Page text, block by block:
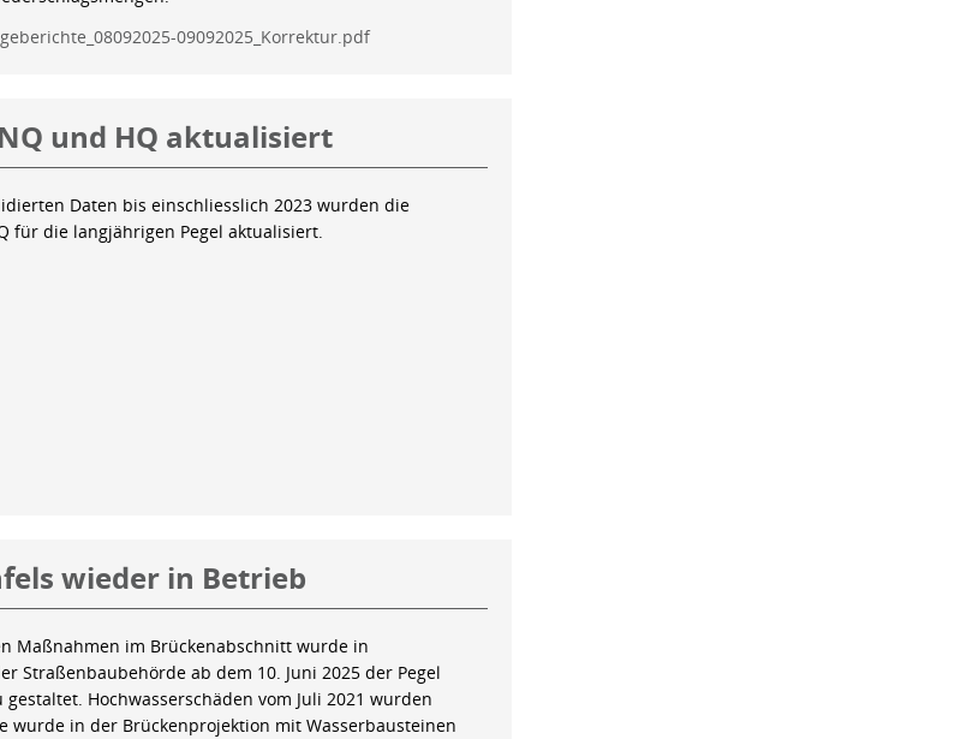
09092025_Korrektur.pdf
und HQ aktualisiert
Daten bis einschliesslich 2023 wurden die
für die langjährigen Pegel aktualisiert.
wieder in Betrieb
Maßnahmen im Brückenabschnitt wurde in
Straßenbaubehörde ab dem 10. Juni 2025 der Pegel
Hochwasserschäden vom Juli 2021 wurden
wurde in der Brückenprojektion mit Wasserbausteinen